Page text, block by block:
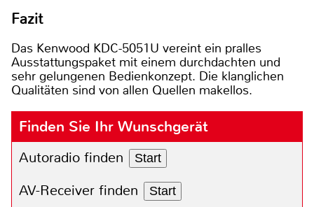
Fazit
Das Kenwood KDC-5051U vereint ein pralles
Ausstattungspaket mit einem durchdachten und
sehr gelungenen Bedienkonzept. Die klanglichen
Qualitäten sind von allen Quellen makellos.
Finden Sie Ihr Wunschgerät
Autoradio finden Start
AV-Receiver finden Start